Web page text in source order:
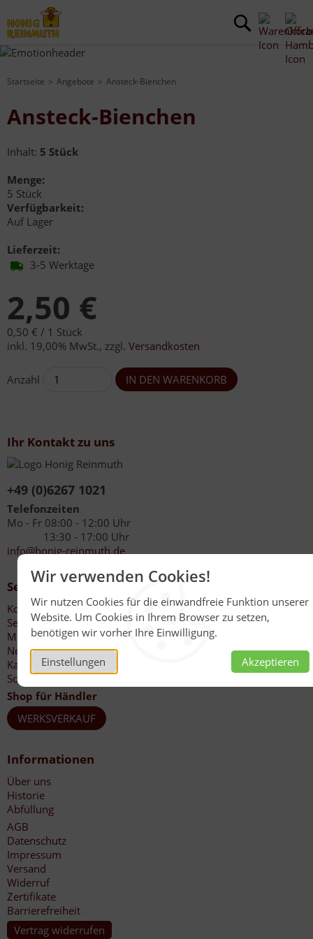
Wir verwenden Cookies!
Wir nutzen Cookies für die einwandfreie Funktion unserer
Website. Um Cookies in Ihrem Browser zu setzen,
benötigen wir vorher Ihre Einwilligung.
Einstellungen Akzeptieren
Startseite Angebote Ansteck-Bienchen
Ansteck-Bienchen
Inhalt: 5 Stück
Menge:
5 Stück
Verfügbarkeit:
Auf Lager
Lieferzeit:
3-5 Werktage
2,50 €
0,50 € / 1 Stück
inkl. 19,00% MwSt., zzgl. Versandkosten
Anzahl
Ihr Kontakt zu uns
+49 (0)6267 1021
Telefonzeiten
Mo - Fr 08:00 - 12:00 Uhr
13:30 - 17:00 Uhr
info@honig-reinmuth.de
Service
Kontakt
Service
Mein Konto
Newsletter
Katalog-Bestellung
Schnellbestellschein
Shop für Händler
WERKSVERKAUF
Informationen
Über uns
Historie
Abfüllung
AGB
Datenschutz
Impressum
Versand
Widerruf
Zertifikate
Barrierefreiheit
Vertrag widerrufen